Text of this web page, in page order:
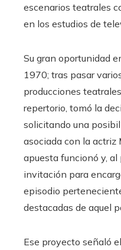
escenarios teatrales
en los estudios de
Su gran oportunidad
1970; tras pasar
producciones
repertorio, tomó la
solicitando una
asociada con la actriz
apuesta funcionó y,
invitación para
episodio
destacadas de aquel
Ese proyecto señaló